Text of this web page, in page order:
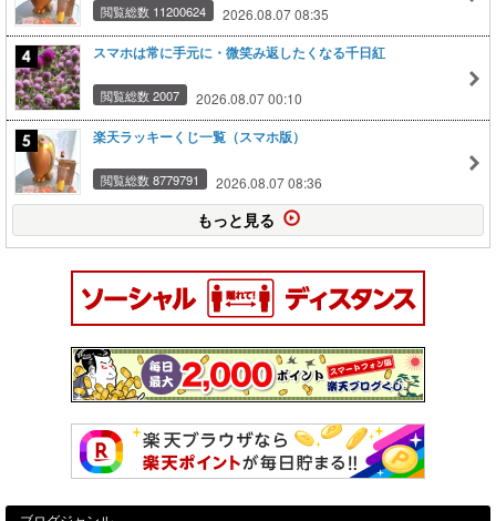
閲覧総数 11200624 2026.08.07 08:35
スマホは常に手元に・微笑み返したくなる千日紅
閲覧総数 2007 2026.08.07 00:10
楽天ラッキーくじ一覧（スマホ版）
閲覧総数 8779791 2026.08.07 08:36
もっと見る